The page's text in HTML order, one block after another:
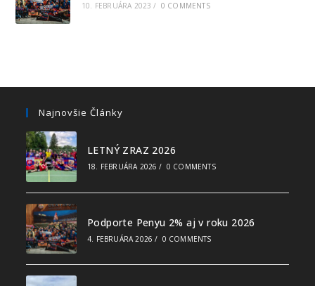
10. FEBRUÁRA 2023 / 0 COMMENTS
Najnovšie Články
LETNÝ ZRAZ 2026
18. FEBRUÁRA 2026 / 0 COMMENTS
Podporte Penyu 2% aj v roku 2026
4. FEBRUÁRA 2026 / 0 COMMENTS